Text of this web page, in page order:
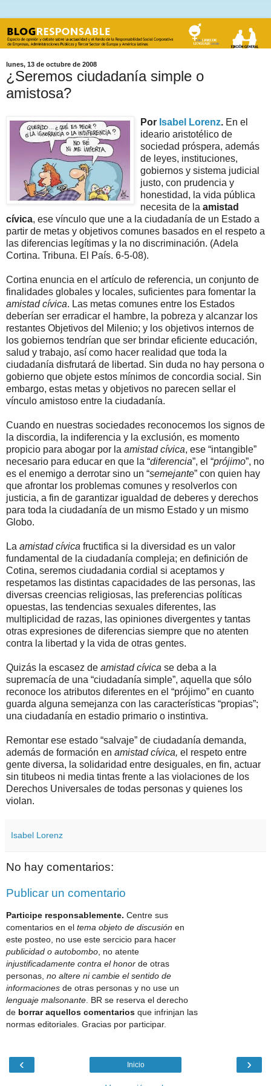
lunes, 13 de octubre de 2008
¿Seremos ciudadanía simple o
amistosa?
Por Isabel Lorenz. En el
ideario aristotélico de
sociedad próspera, además
de leyes, instituciones,
gobiernos y sistema judicial
justo, con prudencia y
honestidad, la vida pública
necesita de la amistad
cívica, ese vínculo que une a la ciudadanía de un Estado a
partir de metas y objetivos comunes basados en el respeto a
las diferencias legítimas y la no discriminación. (Adela
Cortina. Tribuna. El País. 6-5-08).
Cortina enuncia en el artículo de referencia, un conjunto de
finalidades globales y locales, suficientes para fomentar la
amistad cívica. Las metas comunes entre los Estados
deberían ser erradicar el hambre, la pobreza y alcanzar los
restantes Objetivos del Milenio; y los objetivos internos de
los gobiernos tendrían que ser brindar eficiente educación,
salud y trabajo, así como hacer realidad que toda la
ciudadanía disfrutará de libertad. Sin duda no hay persona o
gobierno que objete estos mínimos de concordia social. Sin
embargo, estas metas y objetivos no parecen sellar el
vínculo amistoso entre la ciudadanía.
Cuando en nuestras sociedades reconocemos los signos de
la discordia, la indiferencia y la exclusión, es momento
propicio para abogar por la amistad cívica, ese “intangible”
necesario para educar en que la “diferencia”, el “prójimo”, no
es el enemigo a derrotar sino un “semejante” con quien hay
que afrontar los problemas comunes y resolverlos con
justicia, a fin de garantizar igualdad de deberes y derechos
para toda la ciudadanía de un mismo Estado y un mismo
Globo.
La amistad cívica fructifica si la diversidad es un valor
fundamental de la ciudadanía compleja; en definición de
Cotina, seremos ciudadania cordial si aceptamos y
respetamos las distintas capacidades de las personas, las
diversas creencias religiosas, las preferencias políticas
opuestas, las tendencias sexuales diferentes, las
multiplicidad de razas, las opiniones divergentes y tantas
otras expresiones de diferencias siempre que no atenten
contra la libertad y la vida de otras gentes.
Quizás la escasez de amistad cívica se deba a la
supremacía de una “ciudadanía simple”, aquella que sólo
reconoce los atributos diferentes en el “prójimo” en cuanto
guarda alguna semejanza con las características “propias”;
una ciudadanía en estadio primario o instintiva.
Remontar ese estado “salvaje” de ciudadanía demanda,
además de formación en amistad cívica, el respeto entre
gente diversa, la solidaridad entre desiguales, en fin, actuar
sin titubeos ni media tintas frente a las violaciones de los
Derechos Universales de todas personas y quienes los
violan.
Isabel Lorenz
No hay comentarios:
Publicar un comentario
Participe responsablemente. Centre sus
comentarios en el tema objeto de discusión en
este posteo, no use este sercicio para hacer
publicidad o autobombo , no atente
injustificadamente contra el honor de otras
personas, no altere ni cambie el sentido de
informaciones de otras personas y no use un
lenguaje malsonante . BR se reserva el derecho
de borrar aquellos comentarios que infrinjan las
normas editoriales. Gracias por participar.
‹ ›
Inicio